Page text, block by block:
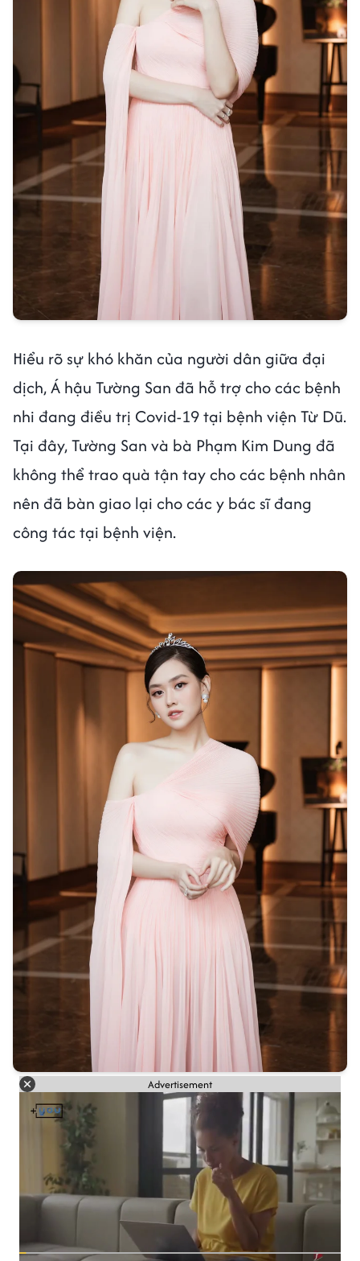
Hiểu rõ sự khó khăn của người dân giữa đại
dịch, Á hậu Tường San đã hỗ trợ cho các bệnh
nhi đang điều trị Covid-19 tại bệnh viện Từ Dũ.
Tại đây, Tường San và bà Phạm Kim Dung đã
không thể trao quà tận tay cho các bệnh nhân
nên đã bàn giao lại cho các y bác sĩ đang
công tác tại bệnh viện.
Advertisement